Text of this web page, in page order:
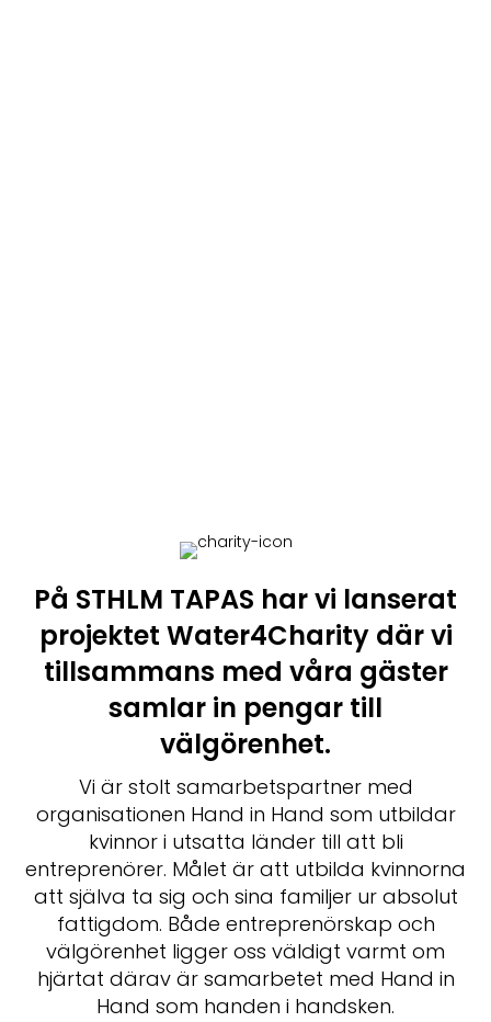
På STHLM TAPAS har vi lanserat
projektet Water4Charity där vi
tillsammans med våra gäster
samlar in pengar till
välgörenhet.
Vi är stolt samarbetspartner med
organisationen Hand in Hand som utbildar
kvinnor i utsatta länder till att bli
entreprenörer. Målet är att utbilda kvinnorna
att själva ta sig och sina familjer ur absolut
fattigdom. Både entreprenörskap och
välgörenhet ligger oss väldigt varmt om
hjärtat därav är samarbetet med Hand in
Hand som handen i handsken.